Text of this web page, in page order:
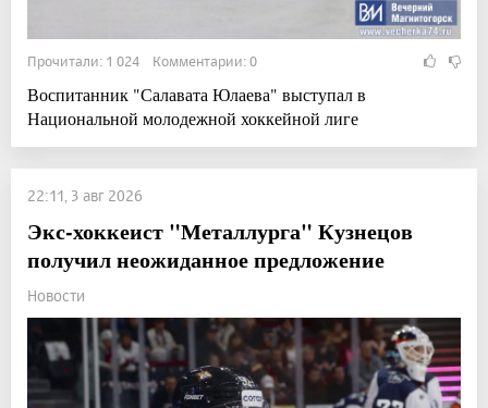
Прочитали: 1 024 Комментарии: 0
Воспитанник "Салавата Юлаева" выступал в
Национальной молодежной хоккейной лиге
22:11, 3 авг 2026
Экс-хоккеист "Металлурга" Кузнецов
получил неожиданное предложение
Новости